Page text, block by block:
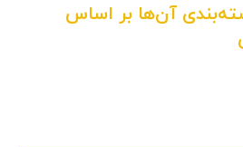
آن‌ها بر اساس